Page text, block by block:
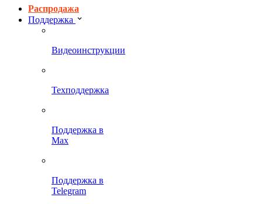
Распродажа
Поддержка
Видеоинструкции
Техподдержка
Поддержка в
Max
Поддержка в
Telegram